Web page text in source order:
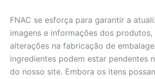
FNAC se esforça para garantir a
imagens e informações dos produtos,
alterações na fabricação de
ingredientes podem estar pendentes
do nosso site. Embora os itens